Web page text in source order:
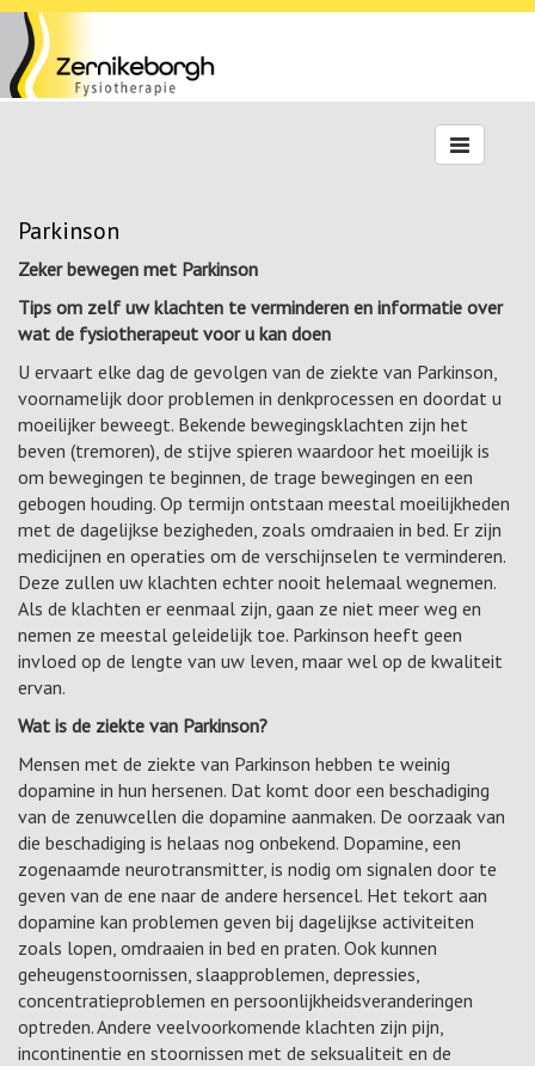
Toggle
navigation
Parkinson
Zeker bewegen met Parkinson
Tips om zelf uw klachten te verminderen en informatie over
wat de fysiotherapeut voor u kan doen
U ervaart elke dag de gevolgen van de ziekte van Parkinson,
voornamelijk door problemen in denkprocessen en doordat u
moeilijker beweegt. Bekende bewegingsklachten zijn het
beven (tremoren), de stijve spieren waardoor het moeilijk is
om bewegingen te beginnen, de trage bewegingen en een
gebogen houding. Op termijn ontstaan meestal moeilijkheden
met de dagelijkse bezigheden, zoals omdraaien in bed. Er zijn
medicijnen en operaties om de verschijnselen te verminderen.
Deze zullen uw klachten echter nooit helemaal wegnemen.
Als de klachten er eenmaal zijn, gaan ze niet meer weg en
nemen ze meestal geleidelijk toe. Parkinson heeft geen
invloed op de lengte van uw leven, maar wel op de kwaliteit
ervan.
Wat is de ziekte van Parkinson?
Mensen met de ziekte van Parkinson hebben te weinig
dopamine in hun hersenen. Dat komt door een beschadiging
van de zenuwcellen die dopamine aanmaken. De oorzaak van
die beschadiging is helaas nog onbekend. Dopamine, een
zogenaamde neurotransmitter, is nodig om signalen door te
geven van de ene naar de andere hersencel. Het tekort aan
dopamine kan problemen geven bij dagelijkse activiteiten
zoals lopen, omdraaien in bed en praten. Ook kunnen
geheugenstoornissen, slaapproblemen, depressies,
concentratieproblemen en persoonlijkheidsveranderingen
optreden. Andere veelvoorkomende klachten zijn pijn,
incontinentie en stoornissen met de seksualiteit en de